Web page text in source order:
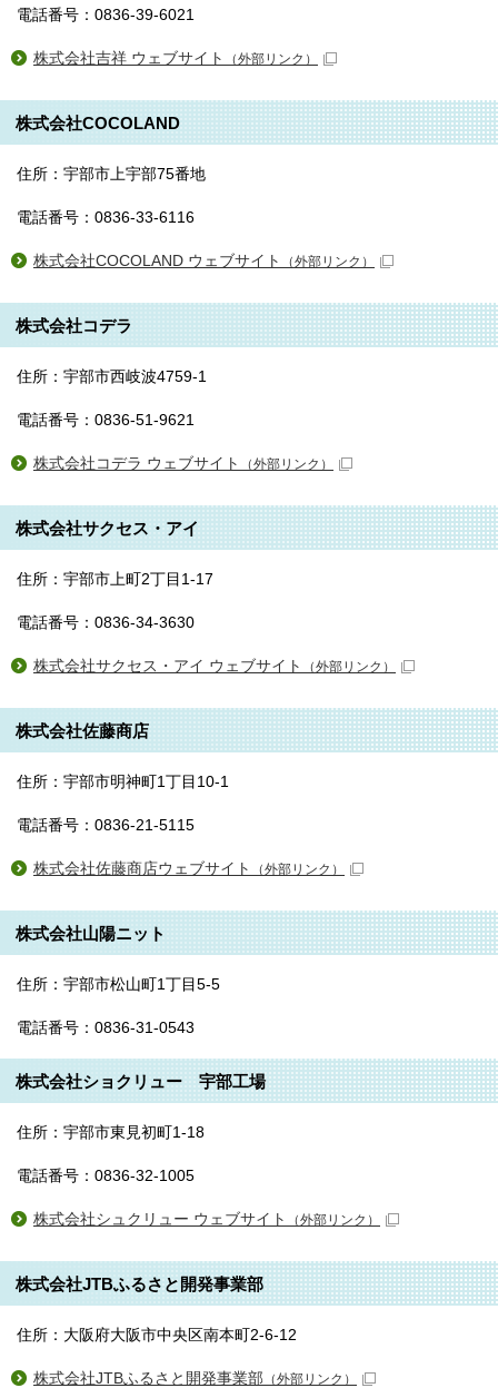
電話番号：0836-39-6021
株式会社吉祥 ウェブサイト （外部リンク）
株式会社COCOLAND
住所：宇部市上宇部75番地
電話番号：0836-33-6116
株式会社COCOLAND ウェブサイト （外部リンク）
株式会社コデラ
住所：宇部市西岐波4759-1
電話番号：0836-51-9621
株式会社コデラ ウェブサイト （外部リンク）
株式会社サクセス・アイ
住所：宇部市上町2丁目1-17
電話番号：0836-34-3630
株式会社サクセス・アイ ウェブサイト （外部リンク）
株式会社佐藤商店
住所：宇部市明神町1丁目10-1
電話番号：0836-21-5115
株式会社佐藤商店ウェブサイト （外部リンク）
株式会社山陽ニット
住所：宇部市松山町1丁目5-5
電話番号：0836-31-0543
株式会社ショクリュー 宇部工場
住所：宇部市東見初町1-18
電話番号：0836-32-1005
株式会社シュクリュー ウェブサイト （外部リンク）
株式会社JTBふるさと開発事業部
住所：大阪府大阪市中央区南本町2-6-12
株式会社JTBふるさと開発事業部 （外部リンク）